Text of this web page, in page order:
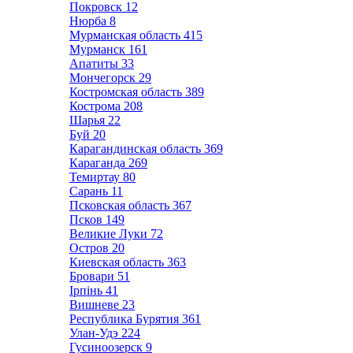
Покровск 12
Нюрба 8
Мурманская область 415
Мурманск 161
Апатиты 33
Мончегорск 29
Костромская область 389
Кострома 208
Шарья 22
Буй 20
Карагандинская область 369
Караганда 269
Темиртау 80
Сарань 11
Псковская область 367
Псков 149
Великие Луки 72
Остров 20
Киевская область 363
Бровари 51
Ірпінь 41
Вишневе 23
Республика Бурятия 361
Улан-Удэ 224
Гусиноозерск 9